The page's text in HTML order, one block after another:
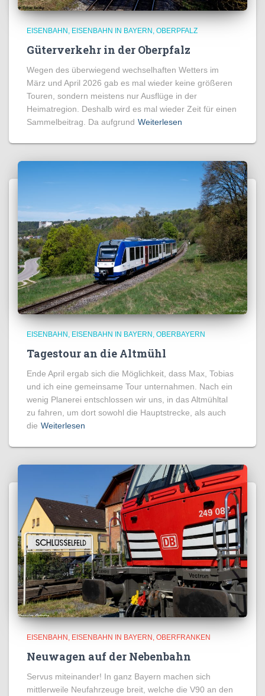
EISENBAHN EISENBAHN IN BAYERN OBERPFALZ
Güterverkehr in der Oberpfalz
Wegen des überwiegend wechselhaften Wetters im
März und April 2026 gab es mal wieder keine größeren
Touren, sondern meistens nur Ausflüge in der
Heimatregion. Deshalb wird es mal wieder Zeit für einen
Sammelbeitrag. Da aufgrund Weiterlesen
EISENBAHN EISENBAHN IN BAYERN OBERBAYERN
Tagestour an die Altmühl
Ende April ergab sich die Möglichkeit, dass Max, Tobias
und ich eine gemeinsame Tour unternahmen. Nach ein
wenig Planerei entschlossen wir uns, in das Altmühltal
zu fahren, um dort sowohl die Hauptstrecke, als auch
die Weiterlesen
EISENBAHN EISENBAHN IN BAYERN OBERFRANKEN
Neuwagen auf der Nebenbahn
Servus miteinander! In ganz Bayern machen sich
mittlerweile Neufahrzeuge breit, welche die V90 an den